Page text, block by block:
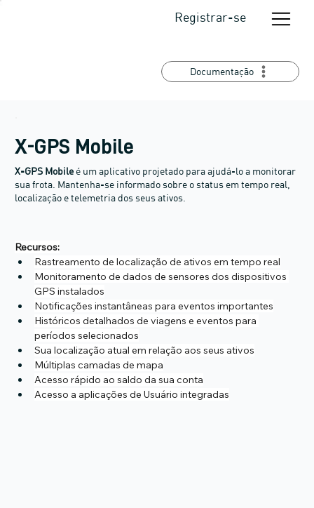
Documentação
Registrar-se
X-GPS Mobile
X-GPS Mobileé um aplicativo projetado para ajudá-lo a monitorar
sua frota. Mantenha-se informado sobre o status em tempo real,
localização e telemetria dos seus ativos.
Recursos:
Rastreamento de localização de ativos em tempo real
Monitoramento de dados de sensores dos dispositivos
GPS instalados
Notificações instantâneas para eventos importantes
Históricos detalhados de viagens e eventos para
períodos selecionados
Sua localização atual em relação aos seus ativos
Múltiplas camadas de mapa
Acesso rápido ao saldo da sua conta
Acesso a aplicações de Usuário integradas